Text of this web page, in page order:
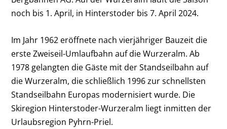
noch bis 1. April, in Hinterstoder bis 7. April 2024.
Im Jahr 1962 eröffnete nach vierjähriger Bauzeit die
erste Zweiseil-Umlaufbahn auf die Wurzeralm. Ab
1978 gelangten die Gäste mit der Standseilbahn auf
die Wurzeralm, die schließlich 1996 zur schnellsten
Standseilbahn Europas modernisiert wurde. Die
Skiregion Hinterstoder-Wurzeralm liegt inmitten der
Urlaubsregion Pyhrn-Priel.